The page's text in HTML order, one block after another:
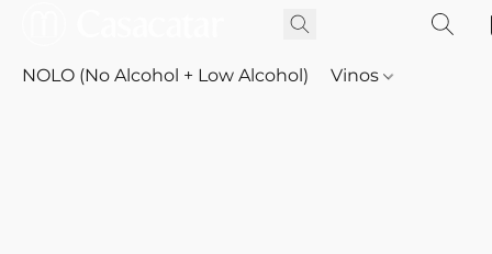
NOLO (No Alcohol + Low Alcohol) Vinos